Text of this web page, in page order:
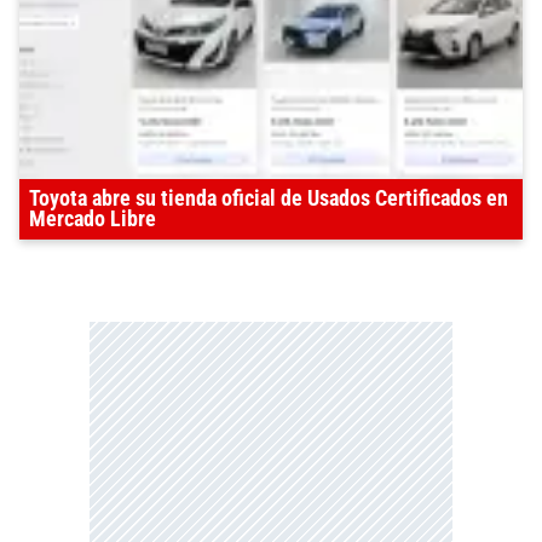
Toyota abre su tienda oficial de Usados Certificados en
Mercado Libre